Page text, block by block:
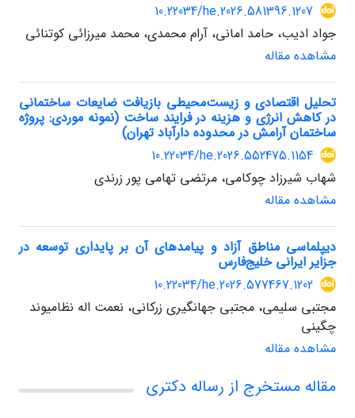
10.22034/he.2026.581396.1207
جواد ادیب، حامد امانی، آرام محمدی، محمد میرزائی کوتنائی
مشاهده مقاله
تحلیل اقتصادی و زیست‌محیطی بازیافت ضایعات ساختمانی
در کاهش انرژی و هزینه در فرایند ساخت (نمونه موردی: پروژه
ساختمان آرامش در محدوده دارآباد تهران)
10.22034/he.2026.552475.1154
شهاب شیرزاد چوکامی، مرتضی تهامی پور زرندی
مشاهده مقاله
دیپلماسی مناطق آزاد و پیامدهای آن بر پایداری توسعه در
جزایر ایرانی خلیج‌فارس
10.22034/he.2026.577467.1202
مجتبی سلیمی، مجتبی جهانگیری زرکانی، نعمت اله نظامیوند
چگینی
مشاهده مقاله
مقاله مستخرج از رساله دکتری